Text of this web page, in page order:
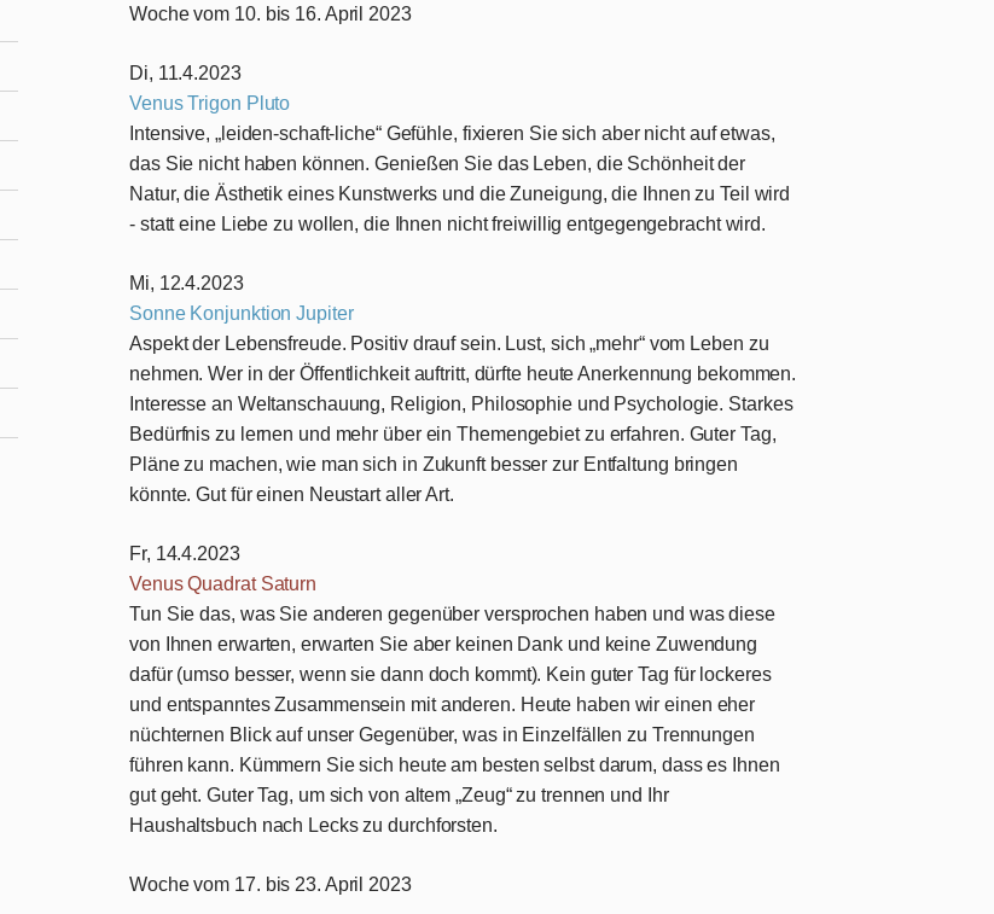
Woche vom 10. bis 16. April 2023
Di, 11.4.2023
Venus Trigon Pluto
Intensive, „leiden-schaft-liche“ Gefühle, fixieren Sie sich aber nicht auf etwas,
das Sie nicht haben können. Genießen Sie das Leben, die Schönheit der
Natur, die Ästhetik eines Kunstwerks und die Zuneigung, die Ihnen zu Teil wird
- statt eine Liebe zu wollen, die Ihnen nicht freiwillig entgegengebracht wird.
Mi, 12.4.2023
Sonne Konjunktion Jupiter
Aspekt der Lebensfreude. Positiv drauf sein. Lust, sich „mehr“ vom Leben zu
nehmen. Wer in der Öffentlichkeit auftritt, dürfte heute Anerkennung bekommen.
Interesse an Weltanschauung, Religion, Philosophie und Psychologie. Starkes
Bedürfnis zu lernen und mehr über ein Themengebiet zu erfahren. Guter Tag,
Pläne zu machen, wie man sich in Zukunft besser zur Entfaltung bringen
könnte. Gut für einen Neustart aller Art.
Fr, 14.4.2023
Venus Quadrat Saturn
Tun Sie das, was Sie anderen gegenüber versprochen haben und was diese
von Ihnen erwarten, erwarten Sie aber keinen Dank und keine Zuwendung
dafür (umso besser, wenn sie dann doch kommt). Kein guter Tag für lockeres
und entspanntes Zusammensein mit anderen. Heute haben wir einen eher
nüchternen Blick auf unser Gegenüber, was in Einzelfällen zu Trennungen
führen kann. Kümmern Sie sich heute am besten selbst darum, dass es Ihnen
gut geht. Guter Tag, um sich von altem „Zeug“ zu trennen und Ihr
Haushaltsbuch nach Lecks zu durchforsten.
Woche vom 17. bis 23. April 2023